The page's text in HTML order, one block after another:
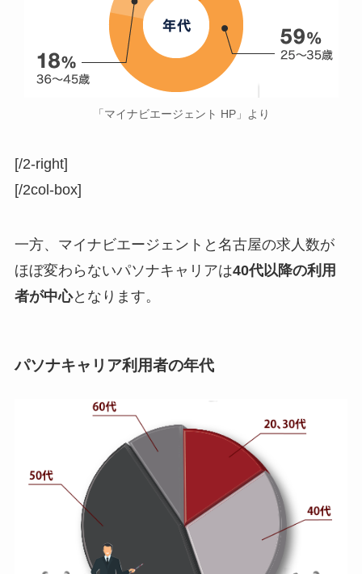
「マイナビエージェント HP」より
[/2-right]
[/2col-box]
一方、マイナビエージェントと名古屋の求人数が
ほぼ変わらないパソナキャリアは40代以降の利用
者が中心となります。
パソナキャリア利用者の年代